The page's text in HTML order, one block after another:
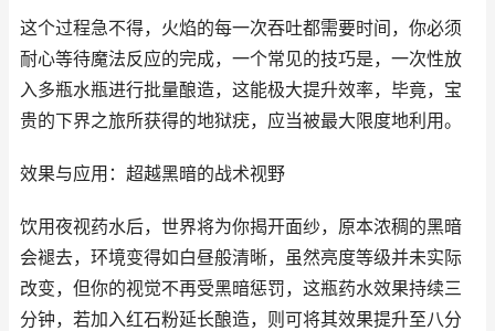
这个过程急不得，火焰的每一次吞吐都需要时间，你必须
耐心等待魔法反应的完成，一个常见的技巧是，一次性放
入多瓶水瓶进行批量酿造，这能极大提升效率，毕竟，宝
贵的下界之旅所获得的地狱疣，应当被最大限度地利用。
效果与应用：超越黑暗的战术视野
饮用夜视药水后，世界将为你揭开面纱，原本浓稠的黑暗
会褪去，环境变得如白昼般清晰，虽然亮度等级并未实际
改变，但你的视觉不再受黑暗惩罚，这瓶药水效果持续三
分钟，若加入红石粉延长酿造，则可将其效果提升至八分